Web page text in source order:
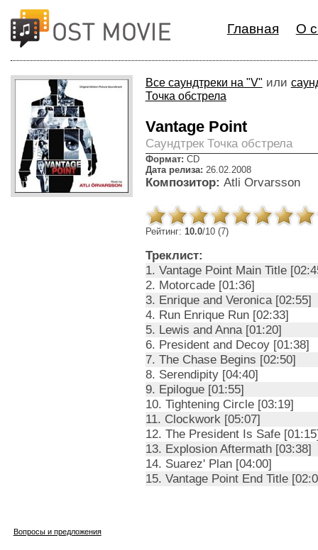
Главная О
Все саундтреки на "V" или
Точка обстрела
Vantage Point
Cаундтрек Точка обстрела
Формат: CD
Дата релиза: 26.02.2008
Композитор: Atli Orvarsson
Рейтинг: 10.0/10 (7)
Треклист:
1. Vantage Point Main Title
2. Motorcade [01:36]
3. Enrique and Veronica [02:55]
4. Run Enrique Run [02:33]
5. Lewis and Anna [01:20]
6. President and Decoy [01:38]
7. The Chase Begins [02:50]
8. Serendipity [04:40]
9. Epilogue [01:55]
10. Tightening Circle [03:19]
11. Clockwork [05:07]
12. The President Is Safe
13. Explosion Aftermath [03:38]
14. Suarez' Plan [04:00]
15. Vantage Point End Title
Вопросы и предложения